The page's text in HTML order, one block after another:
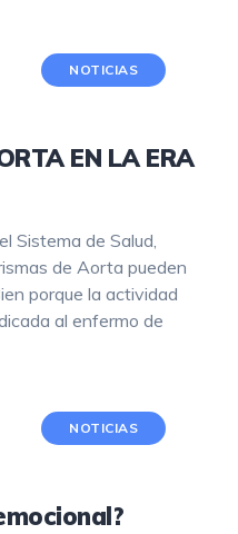
NOTICIAS
EN LA ERA
Sistema de Salud,
de Aorta pueden
porque la actividad
al enfermo de
NOTICIAS